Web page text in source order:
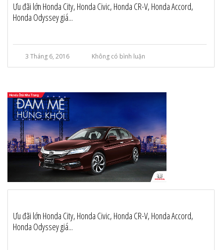
Ưu đãi lớn Honda City, Honda Civic, Honda CR-V, Honda Accord,
Honda Odyssey giá...
3 Tháng 6, 2016 Không có bình luận
Ưu đãi lớn Honda City, Honda Civic, Honda CR-V, Honda Accord,
Honda Odyssey giá...